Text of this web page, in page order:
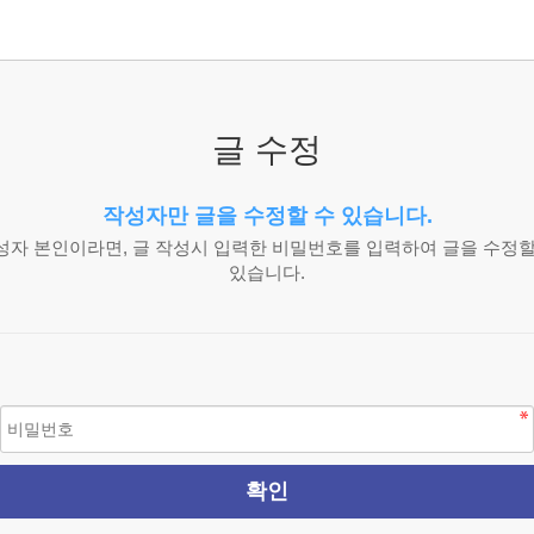
글 수정
작성자만 글을 수정할 수 있습니다.
자 본인이라면, 글 작성시 입력한 비밀번호를 입력하여 글을 수정
있습니다.